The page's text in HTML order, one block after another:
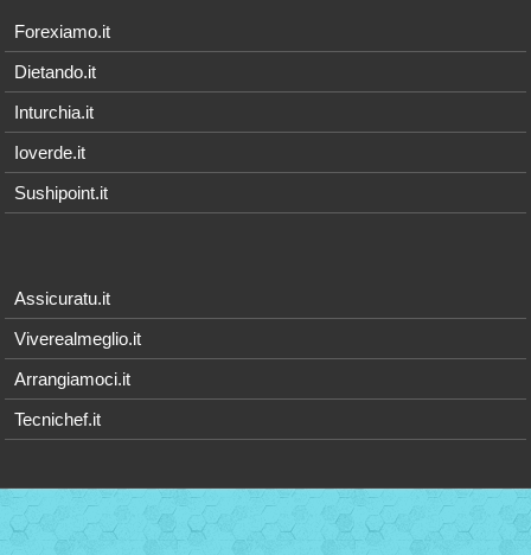
Forexiamo.it
Dietando.it
Inturchia.it
Ioverde.it
Sushipoint.it
Assicuratu.it
Viverealmeglio.it
Arrangiamoci.it
Tecnichef.it